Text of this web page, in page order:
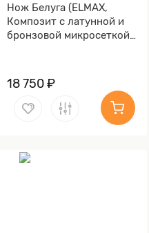
Нож Белуга (ELMAX,
Композит с латунной и
бронзовой микросеткой
18 750 ₽